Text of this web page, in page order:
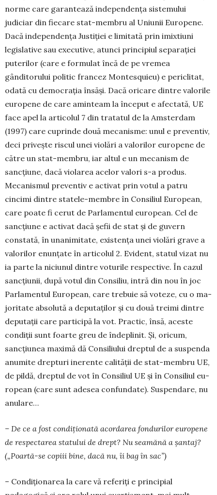
norme care garantează independența sistemului
judiciar din fiecare stat-membru al Uniunii Europene.
Dacă independența Justiției e limitată prin imixtiuni
legislative sau exe­cutive, atunci principiul separației
puterilor (care e formulat încă de pe vremea
gânditorului politic francez Montesquieu) e periclitat,
odată cu de­mocrația însăși. Dacă oricare dintre valorile
eu­ropene de care aminteam la început e afectată, UE
face apel la articolul 7 din tratatul de la Amster­dam
(1997) care cuprinde două me­ca­nisme: unul e preventiv,
deci privește riscul unei violări a valorilor europene de
către un stat-membru, iar altul e un mecanism de
sancțiune, dacă violarea acelor valori s-a produs.
Meca­nismul preventiv e activat prin votul a patru
cincimi dintre statele-membre în Consiliul Eu­ro­pean,
care poate fi cerut de Parlamentul euro­pean. Cel de
sancțiune e activat dacă șefii de stat și de guvern
constată, în unanimitate, existența unei violări grave a
valorilor enunțate în arti­co­lul 2. Evident, statul vizat nu
ia parte la niciunul dintre voturile respective. În cazul
sancțiunii, după votul din Consiliu, intră din nou în joc
Par­lamentul European, care trebuie să voteze, cu o ma­
joritate absolută a deputaților și cu două tre­imi dintre
deputații care participă la vot. Practic, însă, aceste
condiții sunt foarte greu de îndepli­nit. Și, oricum,
sancțiunea maximă dă Consiliu­lui dreptul de a suspenda
anumite drep­turi ine­ren­te calității de stat-membru UE,
de pildă, drep­tul de vot în Consiliul UE și în Con­siliul eu­
ro­pean (care sunt adesea confun­date). Suspen­dare, nu
anulare…
– De ce a fost condiționată acordarea fon­durilor europene
de respectarea statului de drept? Nu seamănă a șantaj?
(„Poartă-se co­piii bine, dacă nu, îi bag în sac”)
– Condiționarea la care vă referiți e principial